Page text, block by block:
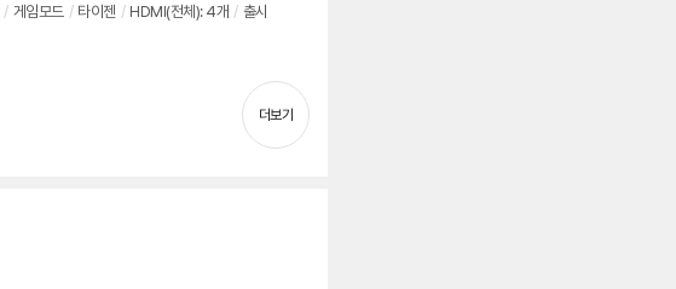
/ 게임모드 / 타이젠 / HDMI(전체): 4개 / 출시
기
더보기